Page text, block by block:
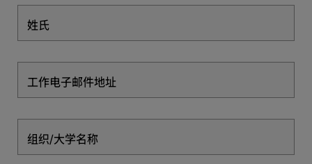
姓氏
工作电子邮件地址
组织/大学名称